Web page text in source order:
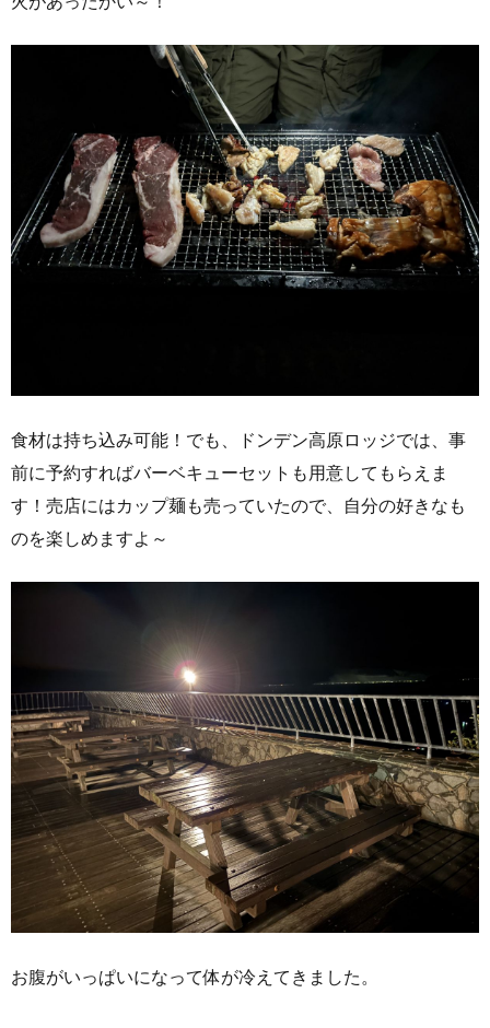
食材は持ち込み可能！でも、ドンデン高原ロッジでは、事
前に予約すればバーベキューセットも用意してもらえま
す！売店にはカップ麺も売っていたので、自分の好きなも
のを楽しめますよ～
お腹がいっぱいになって体が冷えてきました。